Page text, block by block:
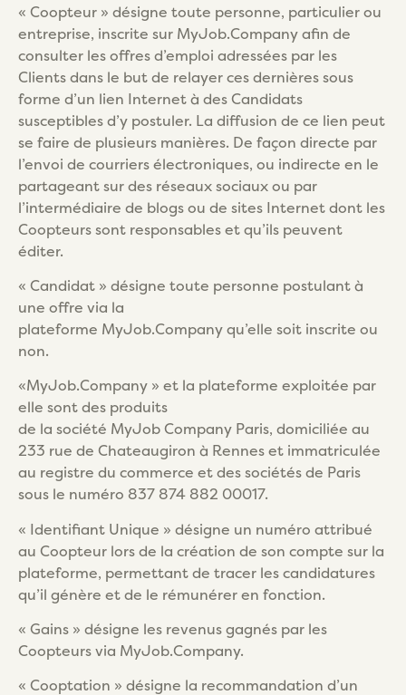
« Coopteur » désigne toute personne, particulier ou
entreprise, inscrite sur MyJob.Company afin de
consulter les offres d’emploi adressées par les
Clients dans le but de relayer ces dernières sous
forme d’un lien Internet à des Candidats
susceptibles d’y postuler. La diffusion de ce lien peut
se faire de plusieurs manières. De façon directe par
l’envoi de courriers électroniques, ou indirecte en le
partageant sur des réseaux sociaux ou par
l’intermédiaire de blogs ou de sites Internet dont les
Coopteurs sont responsables et qu’ils peuvent
éditer.
« Candidat » désigne toute personne postulant à
une offre via la
plateforme MyJob.Company qu’elle soit inscrite ou
non.
«MyJob.Company » et la plateforme exploitée par
elle sont des produits
de la société MyJob Company Paris, domiciliée au
233 rue de Chateaugiron à Rennes et immatriculée
au registre du commerce et des sociétés de Paris
sous le numéro 837 874 882 00017.
« Identifiant Unique » désigne un numéro attribué
au Coopteur lors de la création de son compte sur la
plateforme, permettant de tracer les candidatures
qu’il génère et de le rémunérer en fonction.
« Gains » désigne les revenus gagnés par les
Coopteurs via MyJob.Company.
« Cooptation » désigne la recommandation d’un